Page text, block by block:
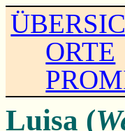
ORTE
Luisa (